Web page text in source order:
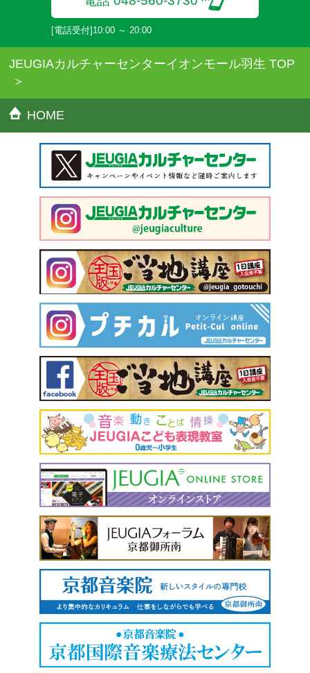
[電話受付]10:00 ～ 20:00
JEUGIAカルチャーセンターイオンモール羽生 TOP
HOME